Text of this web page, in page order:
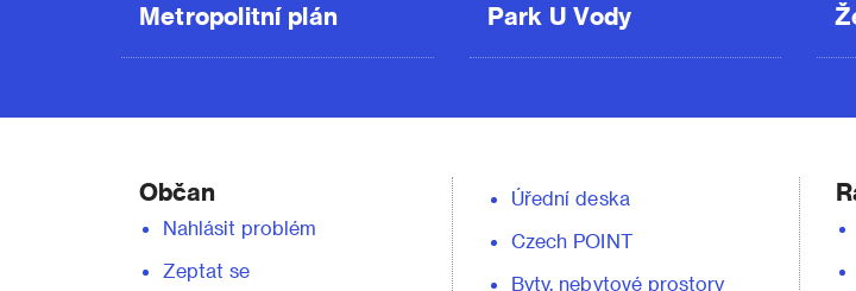
Metropolitní plán Park U Vody
Občan
Nahlásit problém
Zeptat se
Úřední deska
Czech POINT
Byty, nebytové prostory